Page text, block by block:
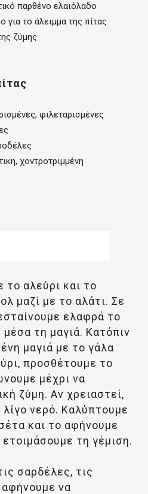
παρθένο ελαιόλαδο
για το άλειμμα της πίτας
ζύμης
φιλεταρισμένες
χοντροτριμμένη
το αλεύρι και το
μαζί με το αλάτι. Σε
ελαφρά το
μέσα τη μαγιά. Κατόπιν
μαγιά με το γάλα
προσθέτουμε το
μέχρι να
ζύμη. Αν χρειαστεί,
νερό. Καλύπτουμε
και το αφήνουμε
τη γέμιση.
σαρδέλες, τις
αφήνουμε να